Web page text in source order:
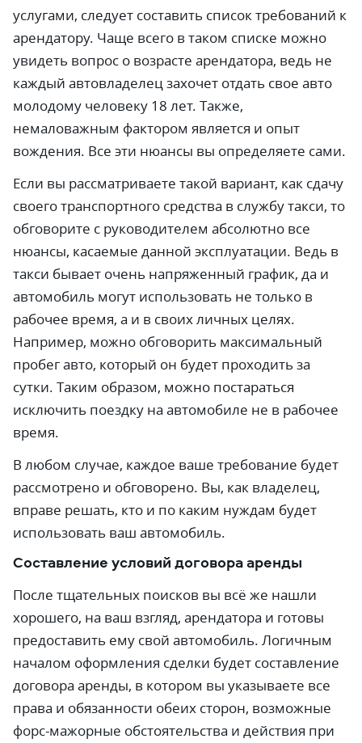
услугами, следует составить список требований к
арендатору. Чаще всего в таком списке можно
увидеть вопрос о возрасте арендатора, ведь не
каждый автовладелец захочет отдать свое авто
молодому человеку 18 лет. Также,
немаловажным фактором является и опыт
вождения. Все эти нюансы вы определяете сами.
Если вы рассматриваете такой вариант, как сдачу
своего транспортного средства в службу такси, то
обговорите с руководителем абсолютно все
нюансы, касаемые данной эксплуатации. Ведь в
такси бывает очень напряженный график, да и
автомобиль могут использовать не только в
рабочее время, а и в своих личных целях.
Например, можно обговорить максимальный
пробег авто, который он будет проходить за
сутки. Таким образом, можно постараться
исключить поездку на автомобиле не в рабочее
время.
В любом случае, каждое ваше требование будет
рассмотрено и обговорено. Вы, как владелец,
вправе решать, кто и по каким нуждам будет
использовать ваш автомобиль.
Составление условий договора аренды
После тщательных поисков вы всё же нашли
хорошего, на ваш взгляд, арендатора и готовы
предоставить ему свой автомобиль. Логичным
началом оформления сделки будет составление
договора аренды, в котором вы указываете все
права и обязанности обеих сторон, возможные
форс-мажорные обстоятельства и действия при